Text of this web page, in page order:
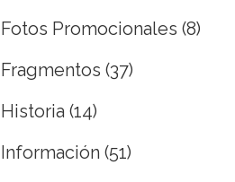
Fotos Promocionales (8)
Fragmentos (37)
Historia (14)
Información (51)